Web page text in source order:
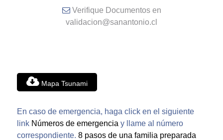
Verifique Documentos en
validacion@sanantonio.cl
Mapa Tsunami
En caso de emergencia, haga click en el siguiente
link Números de emergencia y llame al número
correspondiente. 8 pasos de una familia preparada